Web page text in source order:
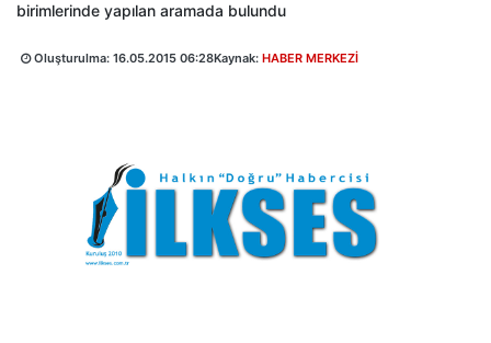
birimlerinde yapılan aramada bulundu
Oluşturulma: 16.05.2015 06:28Kaynak: HABER MERKEZİ